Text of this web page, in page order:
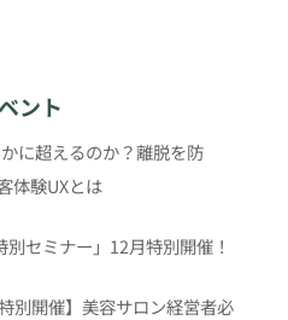
ント
に超えるのか？離脱を防
体験UXとは
セミナー」12月特別開催！
別開催】美容サロン経営者必